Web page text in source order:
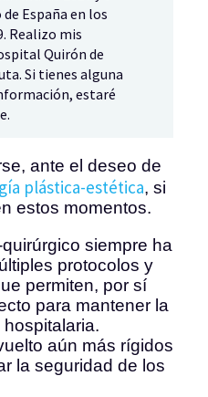
España en los
Realizo mis
Quirón de
Si tienes alguna
estaré
ante el deseo de
plástica-estética, si
estos momentos.
siempre ha
protocolos y
permiten, por sí
para mantener la
aún más rígidos
la seguridad de los